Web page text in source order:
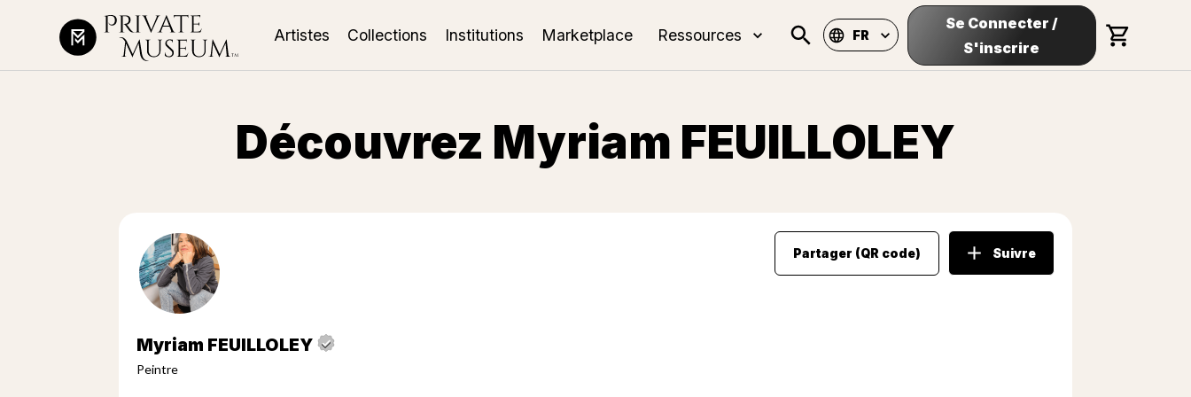
Artistes Collections Institutions Marketplace Ressources FR
Se Connecter /
S'inscrire
Découvrez Myriam FEUILLOLEY
Partager (QR code) Suivre
Myriam FEUILLOLEY
Peintre